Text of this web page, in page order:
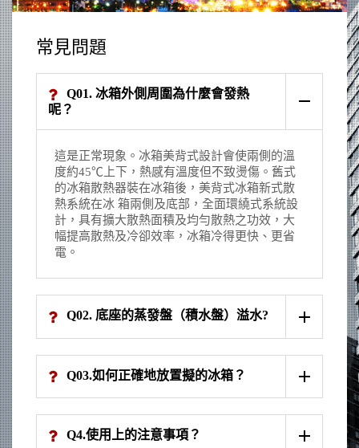
常見問題
Q01. 冰箱外側周圍為什麼會發熱
呢？
這是正常現象。冰箱美背式設計會使兩側的溫
度約45℃上下，熱感有溫度但不致燙傷。舊式
的冰箱散熱器裝在冰箱後，美背式冰箱新式散
熱系統在冰 箱兩側及底部，全面環繞式系統設
計，具有擴大散熱面積及均勻散熱之功效，大
幅提高散熱及冷卻效率，冰箱冷得更快、更省
電。
Q02. 底座的蒸發盤（積水盤）溢水?
Q03.如何正確地放置擬的冰箱？
Q4.使用上的注意事項？